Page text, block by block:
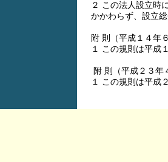
２ この法人設立時
かかわらず、設立
附 則（平成１４年
１ この規則は平成
附 則（平成２３
１ この規則は平成